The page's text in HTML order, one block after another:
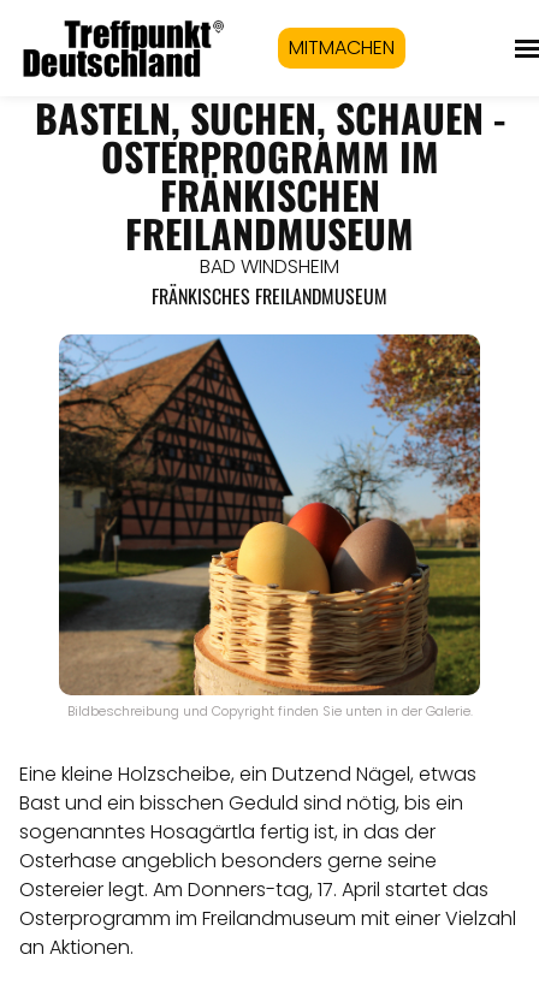
MITMACHEN
BASTELN, SUCHEN, SCHAUEN -
OSTERPROGRAMM IM
FRÄNKISCHEN
FREILANDMUSEUM
BAD WINDSHEIM
FRÄNKISCHES FREILANDMUSEUM
Bildbeschreibung und Copyright finden Sie unten in der Galerie.
Eine kleine Holzscheibe, ein Dutzend Nägel, etwas
Bast und ein bisschen Geduld sind nötig, bis ein
sogenanntes Hosagärtla fertig ist, in das der
Osterhase angeblich besonders gerne seine
Ostereier legt. Am Donners-tag, 17. April startet das
Osterprogramm im Freilandmuseum mit einer Vielzahl
an Aktionen.